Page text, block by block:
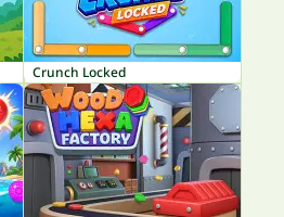
Crunch Locked